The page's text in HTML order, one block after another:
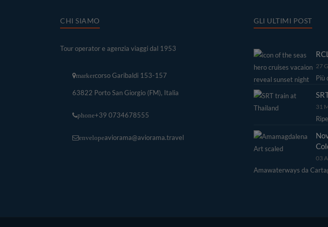
CHI SIAMO
Tour operator e agenzia viaggi dal 1953
markercorso Garibaldi 153-157
63822 Porto San Giorgio (FM), Italia
phone+39 0734678555
envelopeaviorama@aviorama.travel
GLI ULTIMI POST
27
Più
31
03
Amawaterways da